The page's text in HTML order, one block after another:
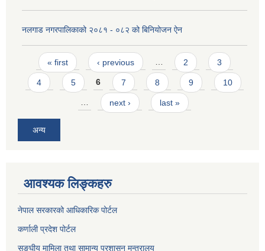
नलगाड नगरपालिकाको २०८१ - ०८२ को बिनियोजन ऐन
Pages
« first ‹ previous … 2 3
4 5 6 7 8 9 10
… next › last »
अन्य
आवश्यक लिङ्कहरु
नेपाल सरकारको आधिकारिक पोर्टल
कर्णाली प्रदेश पोर्टल
सङ्घीय मामिला तथा सामान्य प्रशासन मन्त्रालय